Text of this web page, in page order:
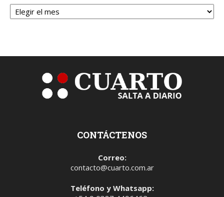
Archivos
CONTÁCTENOS
Correo:
contacto@cuarto.com.ar
Teléfono y Whatsapp: